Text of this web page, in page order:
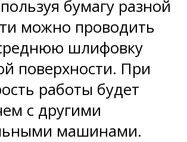
бумагу разной
можно проводить
шлифовку
поверхности. При
работы будет
с другими
машинами.